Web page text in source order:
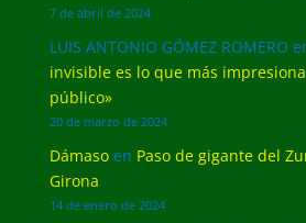
7 de abril de 2024
LUIS ANTONIO GÓMEZ ROMERO
invisible es lo que más
público»
20 de marzo de 2024
Dámasoen Paso de gigante del
Girona
14 de enero de 2024